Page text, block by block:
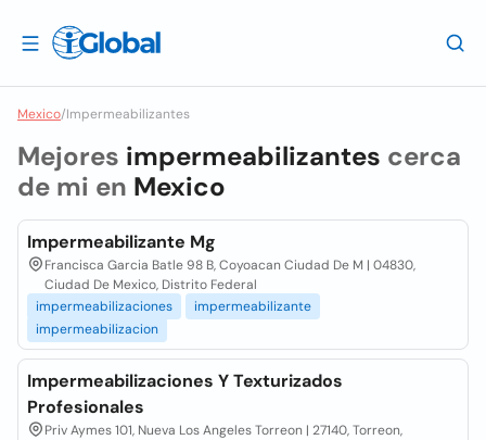
Mexico/Impermeabilizantes
Mejores impermeabilizantes cerca
de mi en Mexico
Impermeabilizante Mg
Francisca Garcia Batle 98 B, Coyoacan Ciudad De M | 04830,
Ciudad De Mexico, Distrito Federal
impermeabilizaciones
impermeabilizante
impermeabilizacion
Impermeabilizaciones Y Texturizados
Profesionales
Priv Aymes 101, Nueva Los Angeles Torreon | 27140, Torreon,